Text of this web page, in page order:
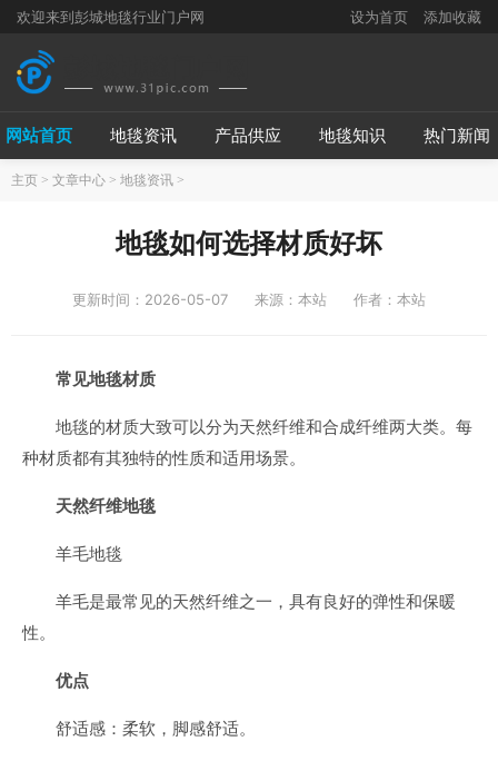
欢迎来到彭城地毯行业门户网 设为首页 添加收藏
网站首页 地毯资讯 产品供应 地毯知识 热门新闻
主页 > 文章中心 > 地毯资讯 >
地毯如何选择材质好坏
更新时间：2026-05-07 来源：本站 作者：本站
常见地毯材质
地毯的材质大致可以分为天然纤维和合成纤维两大类。每
种材质都有其独特的性质和适用场景。
天然纤维地毯
羊毛地毯
羊毛是最常见的天然纤维之一，具有良好的弹性和保暖
性。
优点
舒适感：柔软，脚感舒适。